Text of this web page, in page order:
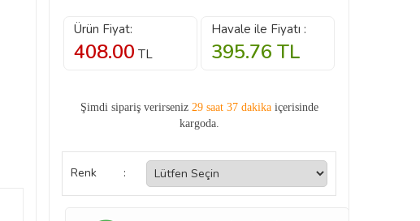
Ürün Fiyat:
408.00 TL
Havale ile Fiyatı :
395.76 TL
Şimdi sipariş verirseniz 29 saat 37 dakika içerisinde
kargoda.
Renk :